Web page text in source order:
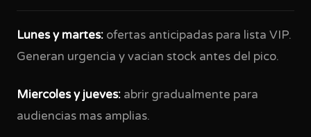
Lunes y martes: ofertas anticipadas para lista VIP.
Generan urgencia y vacian stock antes del pico.
Miercoles y jueves: abrir gradualmente para
audiencias mas amplias.